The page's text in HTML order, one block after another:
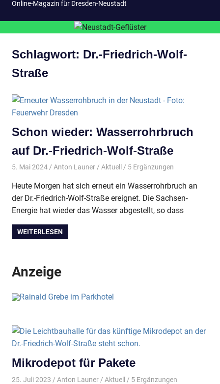
Online-Magazin für Dresden-Neustadt
Schlagwort: Dr.-Friedrich-Wolf-
Straße
Schon wieder: Wasserrohrbruch
auf Dr.-Friedrich-Wolf-Straße
5. Mai 2024 Anton Launer Aktuell / 5 Ergänzungen
Heute Morgen hat sich erneut ein Wasserrohrbruch an
der Dr.-Friedrich-Wolf-Straße ereignet. Die Sachsen-
Energie hat wieder das Wasser abgestellt, so dass
WEITERLESEN
Anzeige
Mikrodepot für Pakete
25. Juli 2023 Anton Launer Aktuell / 5 Ergänzungen